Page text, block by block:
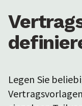
Legen Sie